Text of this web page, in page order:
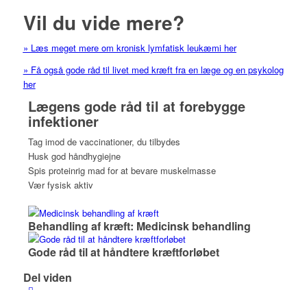
Vil du vide mere?
» Læs meget mere om kronisk lymfatisk leukæmi her
» Få også gode råd til livet med kræft fra en læge og en psykolog
her
Lægens gode råd til at forebygge
infektioner
Tag imod de vaccinationer, du tilbydes
Husk god håndhygiejne
Spis proteinrig mad for at bevare muskelmasse
Vær fysisk aktiv
Behandling af kræft: Medicinsk behandling
Gode råd til at håndtere kræftforløbet
Del viden